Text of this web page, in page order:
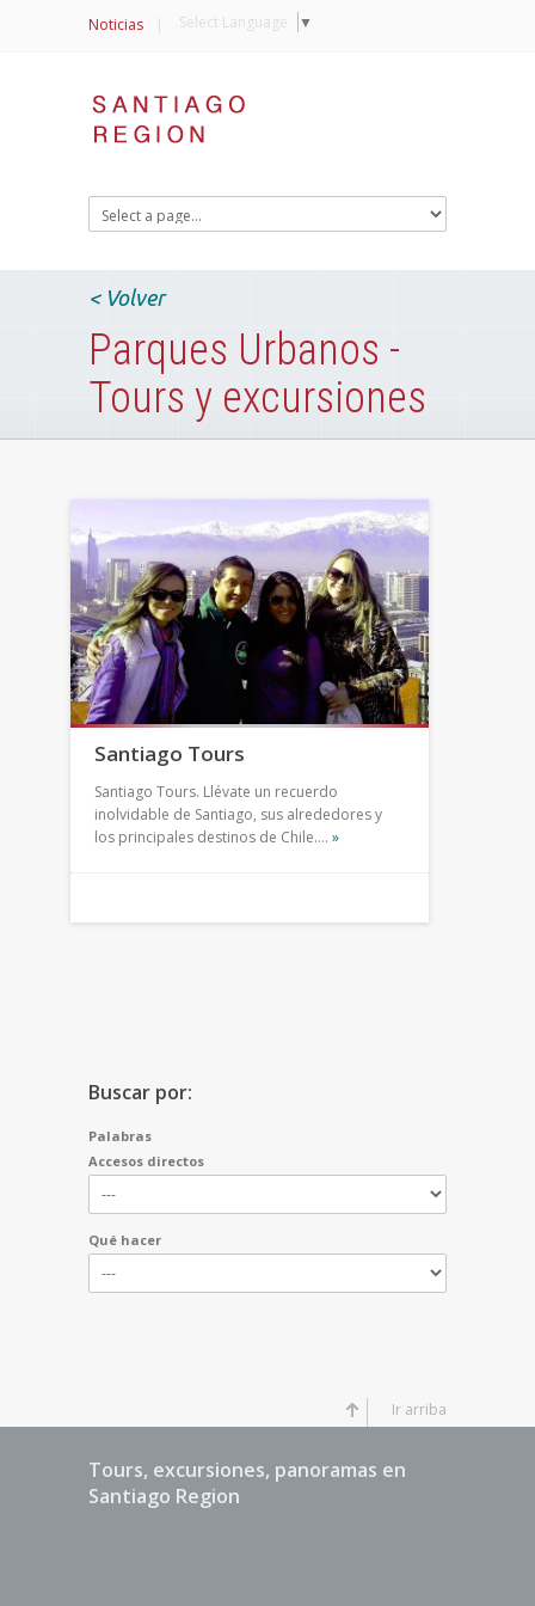
Noticias | Select Language ▼
< Volver
Parques Urbanos -
Tours y excursiones
Santiago Tours
Santiago Tours. Llévate un recuerdo
inolvidable de Santiago, sus alrededores y
los principales destinos de Chile.… »
Buscar por:
Palabras
Accesos directos
Qué hacer
Tours, excursiones, panoramas en
Santiago Region
Ir arriba